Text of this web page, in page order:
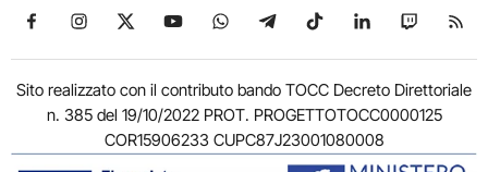
Seguici su Facebook
Seguici su Instagram
Seguici su X
Seguici su YouTube
Seguici su WhatsApp
Seguici su Telegram
Seguici su TikTok
Seguici su
Seguici
Sito realizzato con il contributo bando TOCC Decreto Direttoriale
n. 385 del 19/10/2022 PROT. PROGETTOTOCC0000125
COR15906233 CUPC87J23001080008